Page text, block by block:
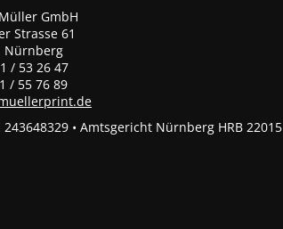
GmbH
Strasse 61
Nürnberg
/ 53 26 47
/ 55 76 89
• Amtsgericht Nürnberg HRB 22015